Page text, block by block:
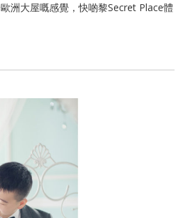
洲大屋嘅感覺，快啲黎Secret Place體